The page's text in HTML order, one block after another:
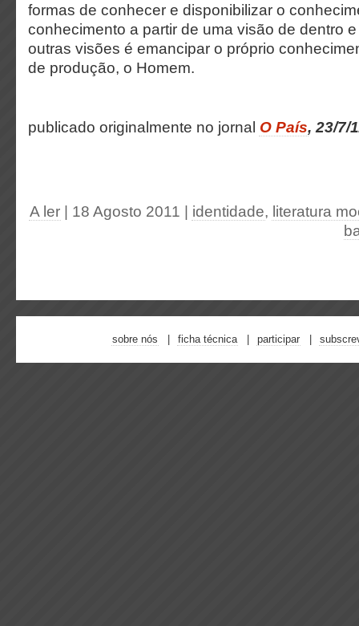
formas de conhecer e disponibilizar o
conhecimento a partir de uma visão de dentro
outras visões é emancipar o próprio
de produção, o Homem.
publicado originalmente no jornal O País, 23/7/
A ler | 18 Agosto 2011 identidade, literatura
sobre nós ficha técnica participar